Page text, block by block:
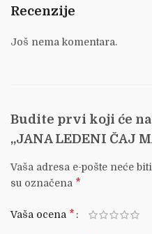
Recenzije
Još nema komentara.
Budite prvi koji će
„JANA LEDENI ČAJ
Vaša adresa e-pošte neće
su označena *
Vaša ocena *